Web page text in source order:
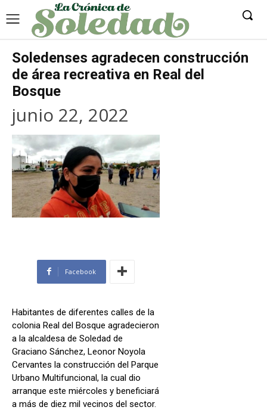
Soledenses agradecen construcción
de área recreativa en Real del
Bosque
junio 22, 2022
Facebook
Habitantes de diferentes calles de la
colonia Real del Bosque agradecieron
a la alcaldesa de Soledad de
Graciano Sánchez, Leonor Noyola
Cervantes la construcción del Parque
Urbano Multifuncional, la cual dio
arranque este miércoles y beneficiará
a más de diez mil vecinos del sector.